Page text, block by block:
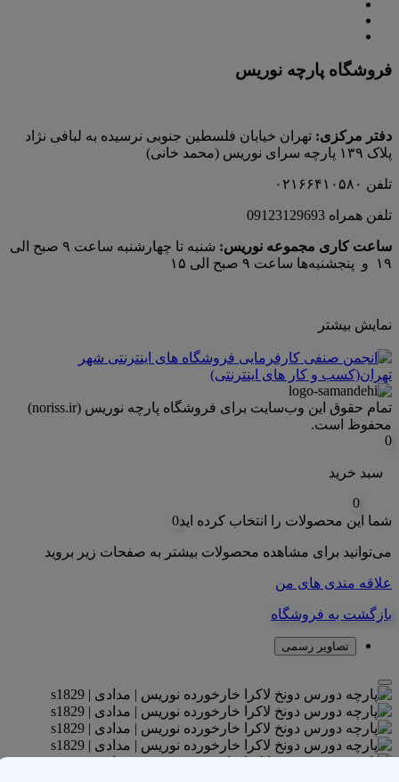
فروشگاه پارچه نوریس
دفتر مرکزی: تهران خیابان فلسطین جنوبی نرسیده به لبافی نژاد
پلاک ۱۳۹ پارچه‌ سرای نوريس (محمد خانی)
تلفن ۰۲۱۶۶۴۱۰۵۸۰
تلفن همراه 09123129693
ساعت کاری مجموعه نوریس:
شنبه تا چهارشنبه ساعت ۹ صبح الی
۱۹ و پنجشنبه‌ها ساعت ۹ صبح الی ۱۵
نمایش بیشتر
تمام حقوق اين وب‌سايت برای فروشگاه پارچه نوریس (noriss.ir)
محفوظ است.
0
سبد خرید
0
شما این محصولات را انتخاب کرده اید0
می‌توانید برای مشاهده محصولات بیشتر به صفحات زیر بروید
علاقه مندی های من
بازگشت به فروشگاه
تصاویر رسمی